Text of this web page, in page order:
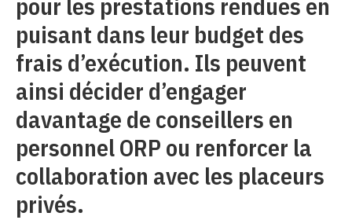
puisant dans leur budget des
frais d’exécution. Ils peuvent
ainsi décider d’engager
davantage de conseillers en
personnel ORP ou renforcer la
collaboration avec les placeurs
privés.